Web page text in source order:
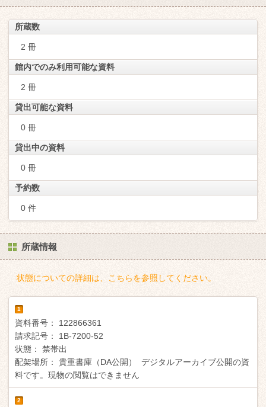
所蔵数
2 冊
館内でのみ利用可能な資料
2 冊
貸出可能な資料
0 冊
貸出中の資料
0 冊
予約数
0 件
所蔵情報
状態についての詳細は、こちらを参照してください。
1
資料番号：
122866361
請求記号：
1B-7200-52
状態：
禁帯出
配架場所：
貴重書庫（DA公開） デジタルアーカイブ公開の資
料です。現物の閲覧はできません
2